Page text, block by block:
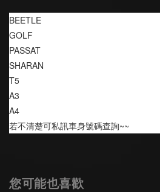
BEETLE
GOLF
PASSAT
SHARAN
T5
A3
A4
若不清楚可私訊車身號碼查詢~~
您可能也喜歡